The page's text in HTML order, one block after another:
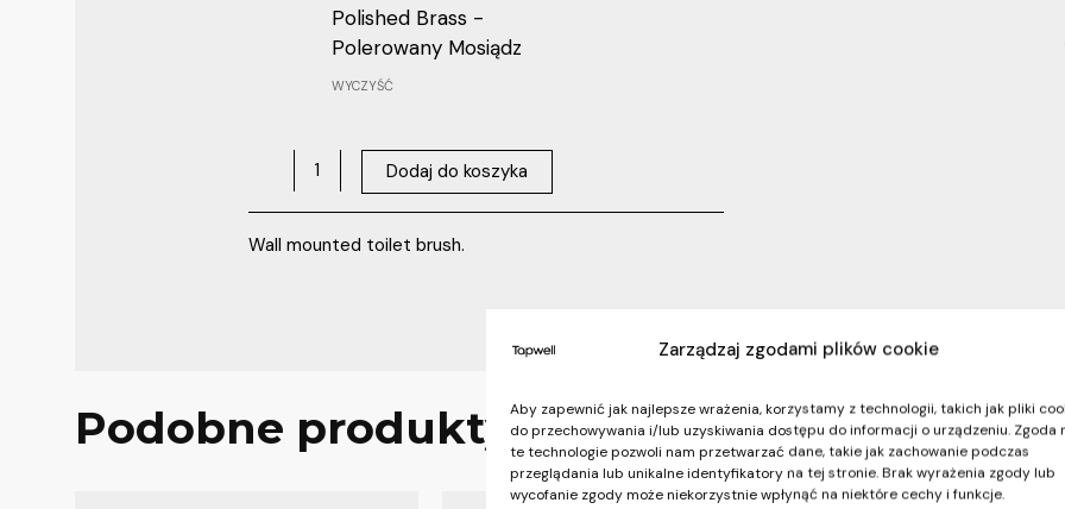
Zarządzaj zgodami plików cookie
Aby zapewnić jak najlepsze wrażenia, korzystamy z technologii, takich jak pliki
do przechowywania i/lub uzyskiwania dostępu do informacji o urządzeniu. Zgoda
te technologie pozwoli nam przetwarzać dane, takie jak zachowanie podczas
przeglądania lub unikalne identyfikatory na tej stronie. Brak wyrażenia zgody lub
wycofanie zgody może niekorzystnie wpłynąć na niektóre cechy i funkcje.
Polished Brass -
Polerowany Mosiądz
WYCZYŚĆ
Dodaj do koszyka
Wall mounted toilet brush.
Podobne produkty